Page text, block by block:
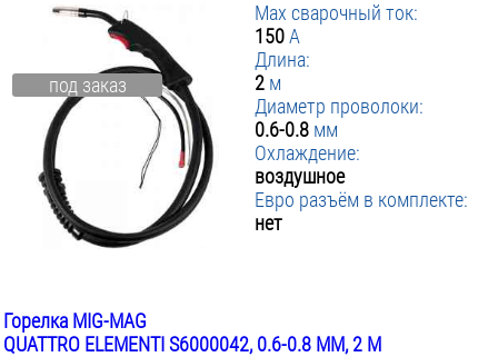
под заказ
Max сварочный ток:
150А
Длина:
2 м
Диаметр проволоки:
0.6-0.8 мм
Охлаждение:
воздушное
Евро разъём в комплекте:
нет
Горелка MIG-MAG
QUATTRO ELEMENTI S6000042, 0.6-0.8 ММ, 2 М